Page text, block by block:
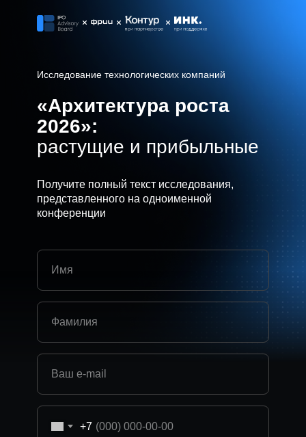
«Архитектура роста
2026»:
растущие и прибыльные
Исследование технологических компаний
Получите полный текст исследования,
представленного на одноименной
конференции
+7